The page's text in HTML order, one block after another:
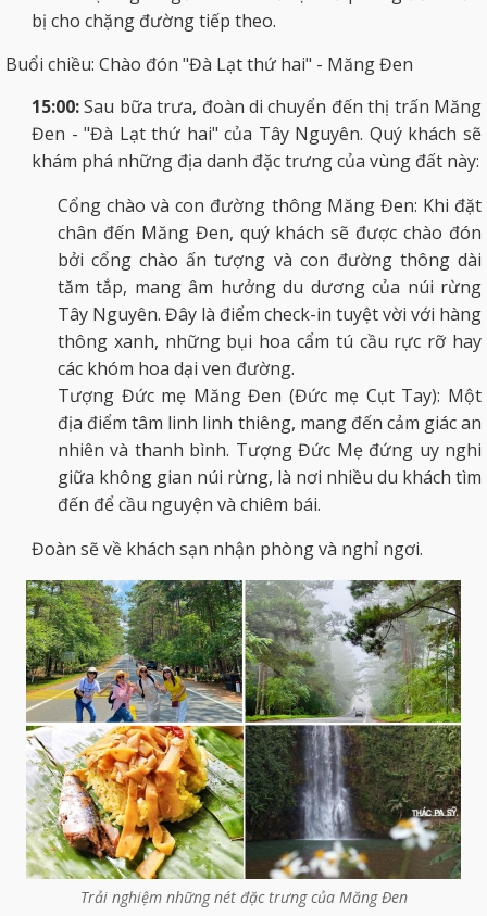
bị cho chặng đường tiếp theo.
Buổi chiều: Chào đón "Đà Lạt thứ hai" - Măng Đen
15:00:Sau bữa trưa, đoàn di chuyển đến thị trấn Măng
Đen - "Đà Lạt thứ hai" của Tây Nguyên. Quý khách sẽ
khám phá những địa danh đặc trưng của vùng đất này:
Cổng chào và con đường thông Măng Đen: Khi đặt
chân đến Măng Đen, quý khách sẽ được chào đón
bởi cổng chào ấn tượng và con đường thông dài
tăm tắp, mang âm hưởng du dương của núi rừng
Tây Nguyên. Đây là điểm check-in tuyệt vời với hàng
thông xanh, những bụi hoa cẩm tú cầu rực rỡ hay
các khóm hoa dại ven đường.
Tượng Đức mẹ Măng Đen (Đức mẹ Cụt Tay): Một
địa điểm tâm linh linh thiêng, mang đến cảm giác an
nhiên và thanh bình. Tượng Đức Mẹ đứng uy nghi
giữa không gian núi rừng, là nơi nhiều du khách tìm
đến để cầu nguyện và chiêm bái.
Đoàn sẽ về khách sạn nhận phòng và nghỉ ngơi.
Trải nghiệm những nét đặc trưng của Măng Đen